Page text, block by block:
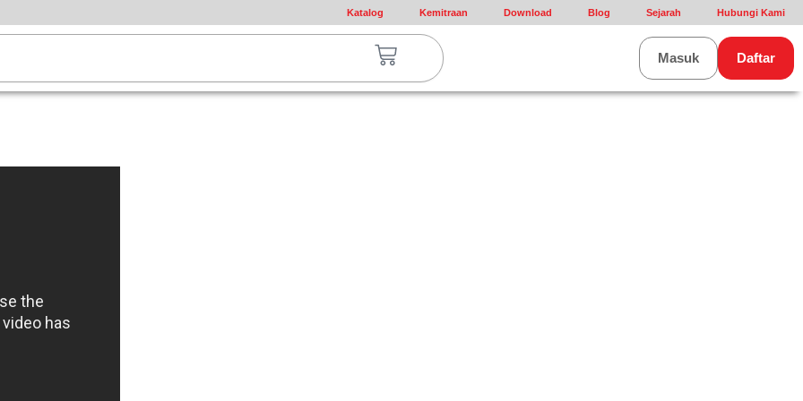
Katalog Kemitraan Download Blog Sejarah Hubungi Kami
Cart Daftar
Masuk